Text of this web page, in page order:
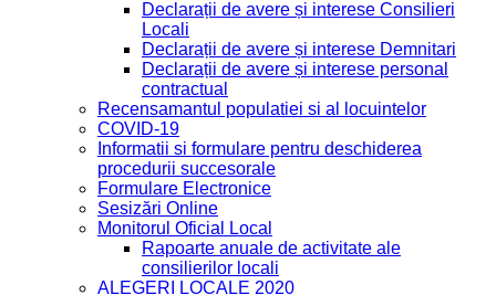
Declarații de avere și interese Consilieri
Locali
Declarații de avere și interese Demnitari
Declarații de avere și interese personal
contractual
Recensamantul populatiei si al locuintelor
COVID-19
Informatii si formulare pentru deschiderea
procedurii succesorale
Formulare Electronice
Sesizări Online
Monitorul Oficial Local
Rapoarte anuale de activitate ale
consilierilor locali
ALEGERI LOCALE 2020